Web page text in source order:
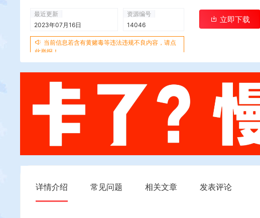
最近更新
2023年07月16日
资源编号
14046
当前信息若含有黄赌毒等违法违规不良内容，请点
此举报！
立即下载
详情介绍 常见问题 相关文章 发表评论